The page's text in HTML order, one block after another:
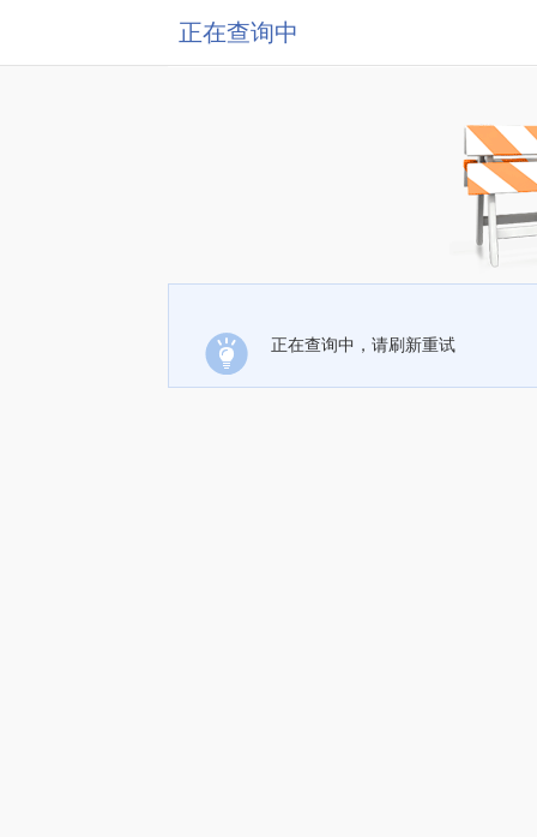
正在查询中
正在查询中，请刷新重试